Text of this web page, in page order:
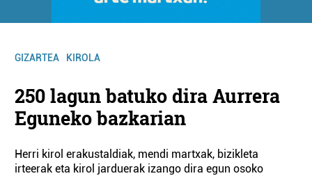
GIZARTEA KIROLA
250 lagun batuko dira Aurrera
Eguneko bazkarian
Herri kirol erakustaldiak, mendi martxak, bizikleta
irteerak eta kirol jarduerak izango dira egun osoko